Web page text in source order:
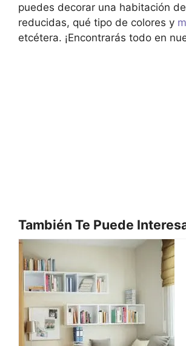
puedes decorar una habitación
reducidas, qué tipo de colores y
etcétera. ¡Encontrarás todo en
También Te Puede